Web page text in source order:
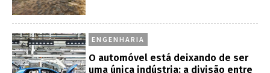
ENGENHARIA
O automóvel está deixando de ser
uma única indústria: a divisão entre